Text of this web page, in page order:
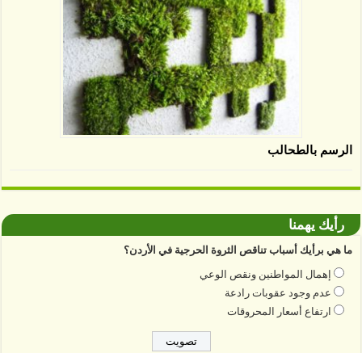
الرسم بالطحالب
رأيك يهمنا
ما هي برأيك أسباب تناقص الثروة الحرجية في الأردن؟
إهمال المواطنين ونقص الوعي
عدم وجود عقوبات رادعة
ارتفاع أسعار المحروقات